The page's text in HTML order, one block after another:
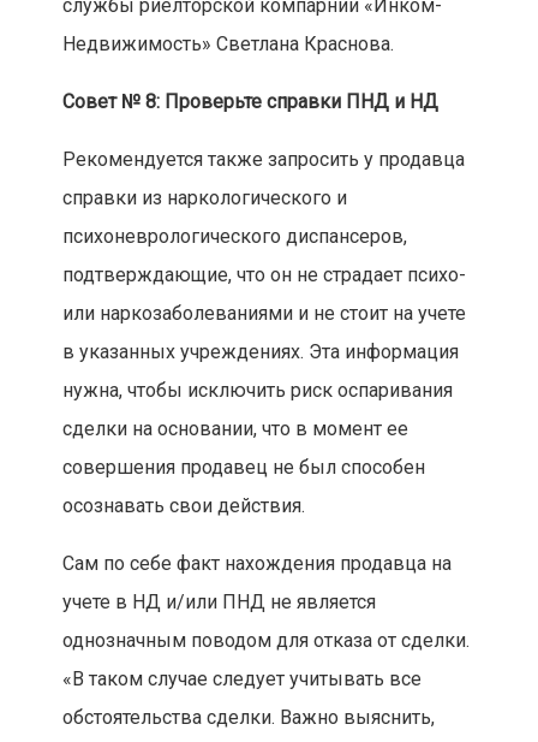
службы риелторской компарнии «Инком-
Недвижимость» Светлана Краснова.
Совет № 8: Проверьте справки ПНД и НД
Рекомендуется также запросить у продавца
справки из наркологического и
психоневрологического диспансеров,
подтверждающие, что он не страдает психо-
или наркозаболеваниями и не стоит на учете
в указанных учреждениях. Эта информация
нужна, чтобы исключить риск оспаривания
сделки на основании, что в момент ее
совершения продавец не был способен
осознавать свои действия.
Сам по себе факт нахождения продавца на
учете в НД и/или ПНД не является
однозначным поводом для отказа от сделки.
«В таком случае следует учитывать все
обстоятельства сделки. Важно выяснить,